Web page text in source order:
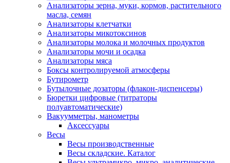
Анализаторы зерна, муки, кормов, растительного
масла, семян
Анализаторы клетчатки
Анализаторы микотоксинов
Анализаторы молока и молочных продуктов
Анализаторы мочи и осадка
Анализаторы мяса
Боксы контролируемой атмосферы
Бутирометр
Бутылочные дозаторы (флакон-диспенсеры)
Бюретки цифровые (титраторы
полуавтоматические)
Вакуумметры, манометры
Аксессуары
Весы
Весы производственные
Весы складские. Каталог